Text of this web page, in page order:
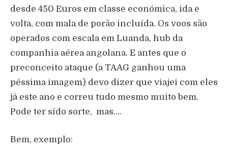
desde 450 Euros em classe económica, ida e
volta, com mala de porão incluída. Os voos são
operados com escala em Luanda, hub da
companhia aérea angolana. E antes que o
preconceito ataque (a TAAG ganhou uma
péssima imagem) devo dizer que viajei com eles
já este ano e correu tudo mesmo muito bem.
Pode ter sido sorte, mas….
Bem, exemplo: